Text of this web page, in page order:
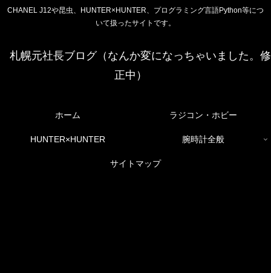
CHANEL J12や昆虫、HUNTER×HUNTER、プログラミング言語Python等につ
いて扱ったサイトです。
札幌元社長ブログ（なんか変になっちゃいました。修
正中）
ホーム ラジコン・ホビー
HUNTER×HUNTER 腕時計全般
サイトマップ